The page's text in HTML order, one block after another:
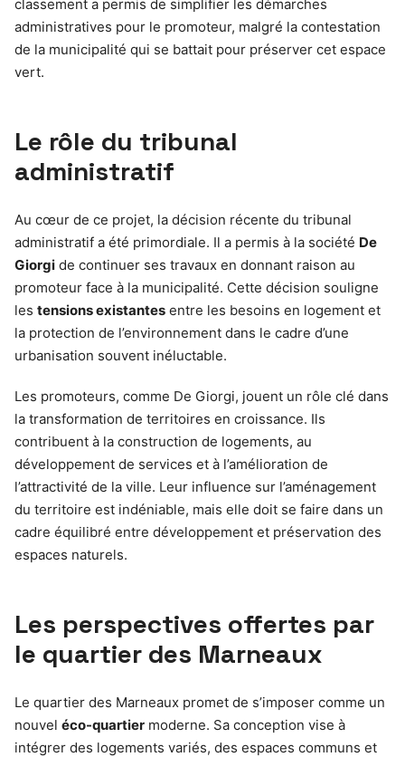
classement a permis de simplifier les démarches
administratives pour le promoteur, malgré la contestation
de la municipalité qui se battait pour préserver cet espace
vert.
Le rôle du tribunal
administratif
Au cœur de ce projet, la décision récente du tribunal
administratif a été primordiale. Il a permis à la société De
Giorgi de continuer ses travaux en donnant raison au
promoteur face à la municipalité. Cette décision souligne
les tensions existantes entre les besoins en logement et
la protection de l’environnement dans le cadre d’une
urbanisation souvent inéluctable.
Les promoteurs, comme De Giorgi, jouent un rôle clé dans
la transformation de territoires en croissance. Ils
contribuent à la construction de logements, au
développement de services et à l’amélioration de
l’attractivité de la ville. Leur influence sur l’aménagement
du territoire est indéniable, mais elle doit se faire dans un
cadre équilibré entre développement et préservation des
espaces naturels.
Les perspectives offertes par
le quartier des Marneaux
Le quartier des Marneaux promet de s’imposer comme un
nouvel éco-quartier moderne. Sa conception vise à
intégrer des logements variés, des espaces communs et